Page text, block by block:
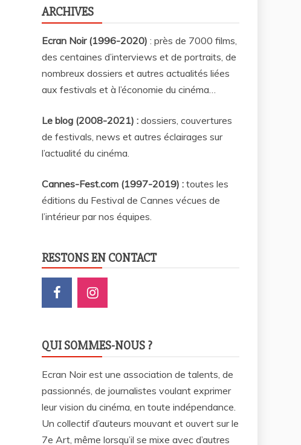
ARCHIVES
Ecran Noir (1996-2020) : près de 7000 films,
des centaines d’interviews et de portraits, de
nombreux dossiers et autres actualités liées
aux festivals et à l’économie du cinéma…
Le blog (2008-2021) : dossiers, couvertures
de festivals, news et autres éclairages sur
l’actualité du cinéma
Cannes-Fest.com (1997-2019) : toutes les
éditions du Festival de Cannes vécues de
l’intérieur par nos équipes.
RESTONS EN CONTACT
QUI SOMMES-NOUS ?
Ecran Noir est une association de talents, de
passionnés, de journalistes voulant exprimer
leur vision du cinéma, en toute indépendance.
Un collectif d’auteurs mouvant et ouvert sur le
7e Art, même lorsqu’il se mixe avec d’autres